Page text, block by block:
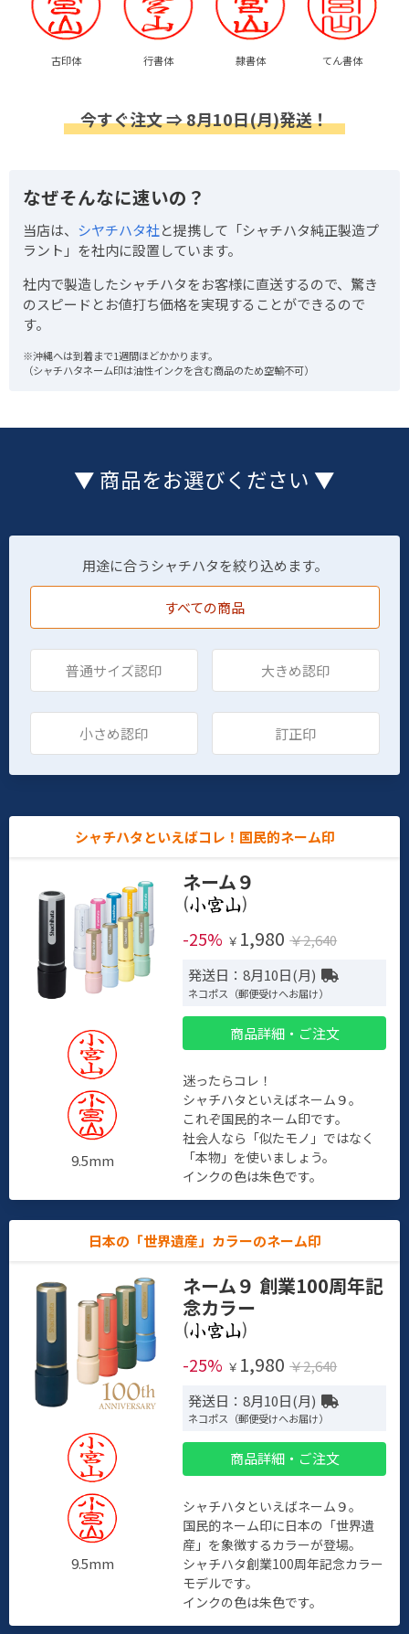
古印体 行書体 隷書体 てん書体
今すぐ注文 ⇒ 8月10日(月)発送！
なぜそんなに速いの？
当店は、 シヤチハタ社と提携して「シャチハタ純正製造プ
ラント」を社内に設置しています。
社内で製造したシャチハタをお客様に直送するので、驚き
のスピードとお値打ち価格を実現することができるので
す。
※沖縄へは到着まで1週間ほどかかります。
（シャチハタネーム印は油性インクを含む商品のため空輸不可）
▼ 商品をお選びください ▼
用途に合うシャチハタを絞り込めます。
すべての商品
普通サイズ認印 大きめ認印
小さめ認印 訂正印
シャチハタといえばコレ！国民的ネーム印
9.5mm
ネーム９
(
)
-25% ￥ 1,980 ￥2,640
発送日：8月10日(月)
ネコポス（郵便受けへお届け）
商品詳細・ご注文
迷ったらコレ！
シャチハタといえばネーム９。
これぞ国民的ネーム印です。
社会人なら「似たモノ」ではなく
「本物」を使いましょう。
インクの色は朱色です。
日本の「世界遺産」カラーのネーム印
9.5mm
ネーム９ 創業100周年記
念カラー
(
)
-25% ￥ 1,980 ￥2,640
発送日：8月10日(月)
ネコポス（郵便受けへお届け）
商品詳細・ご注文
シャチハタといえばネーム９。
国民的ネーム印に日本の「世界遺
産」を象徴するカラーが登場。
シャチハタ創業100周年記念カラー
モデルです。
インクの色は朱色です。